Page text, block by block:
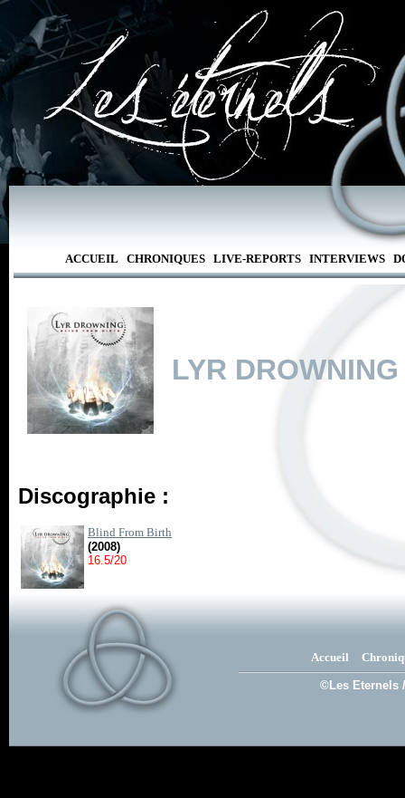
ACCUEIL CHRONIQUES LIVE-REPORTS INTERVIEWS
LYR DROWNING
Discographie :
Blind From Birth
(2008)
16.5/20
Accueil
©Les Eternels